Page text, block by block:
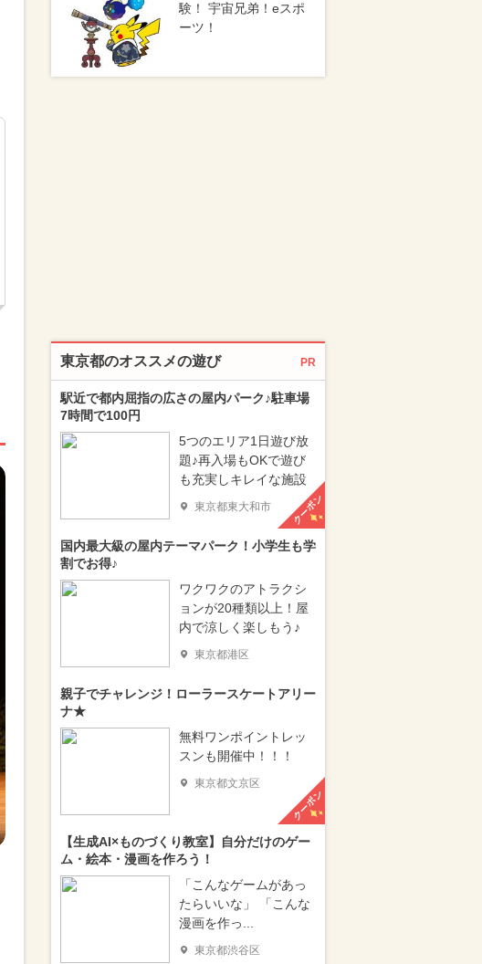
験！ 宇宙兄弟！eスポ
ーツ！
東京都のオススメの遊び PR
駅近で都内屈指の広さの屋内パーク♪駐車場
7時間で100円
5つのエリア1日遊び放
題♪再入場もOKで遊び
も充実しキレイな施設
東京都東大和市 クーポン
国内最大級の屋内テーマパーク！小学生も学
割でお得♪
ワクワクのアトラクシ
ョンが20種類以上！屋
内で涼しく楽しもう♪
東京都港区
親子でチャレンジ！ローラースケートアリー
ナ★
無料ワンポイントレッ
スンも開催中！！！
東京都文京区
クーポン
【生成AI×ものづくり教室】自分だけのゲー
ム・絵本・漫画を作ろう！
「こんなゲームがあっ
たらいいな」 「こんな
漫画を作っ...
東京都渋谷区